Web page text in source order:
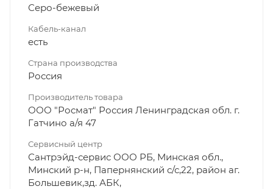
Серо-бежевый
Кабель-канал
есть
Страна производства
Россия
Производитель товара
ООО "Росмат" Россия Ленинградская обл. г.
Гатчино а/я 47
Сервисный центр
Сантрэйд-сервис ООО РБ, Минская обл.,
Минский р-н, Папернянский с/с,22, район аг.
Большевик,зд. АБК,